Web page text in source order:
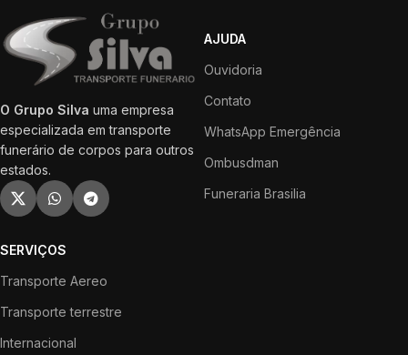
O Grupo Silva uma empresa
especializada em transporte
funerário de corpos para outros
estados.
AJUDA
Ouvidoria
Contato
WhatsApp Emergência
Ombusdman
Funeraria Brasilia
SERVIÇOS
Transporte Aereo
Transporte terrestre
Internacional